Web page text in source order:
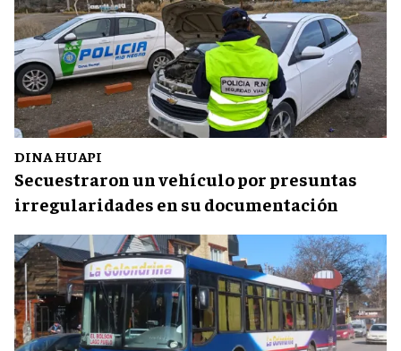
DINA HUAPI
Secuestraron un vehículo por presuntas
irregularidades en su documentación